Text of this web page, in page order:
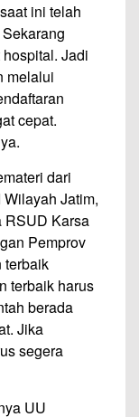
ini telah
Jadi
melalui
cepat.
dari
Jatim,
RSUD Karsa
Pemprov
terbaik
terbaik harus
berada
Jika
segera
UU